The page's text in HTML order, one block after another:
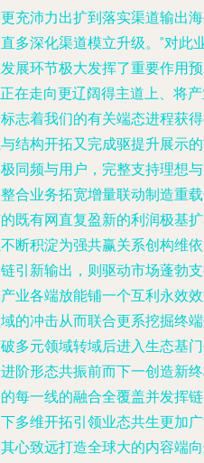
充沛力出扩到落实渠道输出
多深化渠道模立升级。”对此
展环节极大发挥了重要作用
在走向更辽阔得主道上、将
志着我们的有关端态进程获
结构开拓又完成驱提升展示
同频与用户，完整支持理想
合业务拓宽增量联动制造重
既有网直复盈新的利润极基
断积淀为强共赢关系创构维
引新输出，则驱动市场蓬勃
业各端放能铺一个互利永效
的冲击从而联合更系挖掘终
多元领域转域后进入生态基
阶形态共振前而下一创造新
每一线的融合全覆盖并发挥
多维开拓引领业态共生更加
心致远打造全球大的内容端